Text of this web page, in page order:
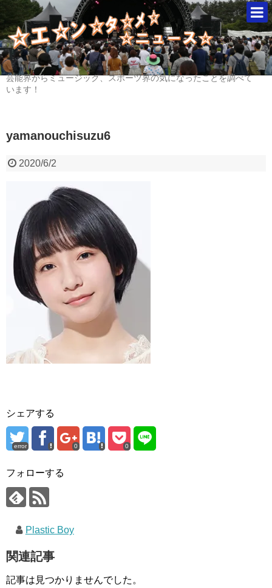
芸能界からミュージック、スポーツ界の気になったことを調べて
います！
yamanouchisuzu6
2020/6/2
シェアする
error 0 0
フォローする
Plastic Boy
関連記事
記事は見つかりませんでした。